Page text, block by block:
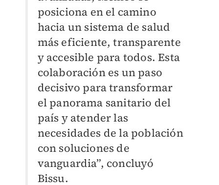
posiciona en el camino
hacia un sistema de salud
más eficiente, transparente
y accesible para todos. Esta
colaboración es un paso
decisivo para transformar
el panorama sanitario del
país y atender las
necesidades de la población
con soluciones de
vanguardia”, concluyó
Bissu.